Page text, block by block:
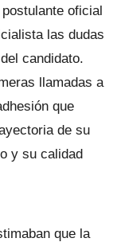
oficial
las dudas
candidato.
llamadas a
que
de su
y su calidad
que la